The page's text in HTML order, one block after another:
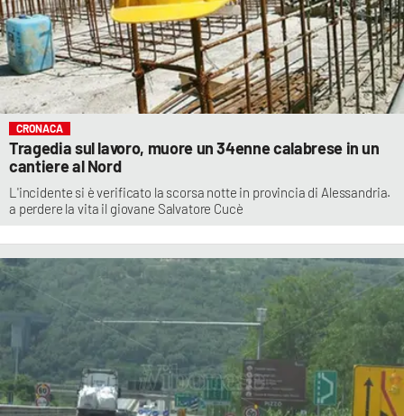
CRONACA
Tragedia sul lavoro, muore un 34enne calabrese in un
cantiere al Nord
L'incidente si è verificato la scorsa notte in provincia di Alessandria.
a perdere la vita il giovane Salvatore Cucè